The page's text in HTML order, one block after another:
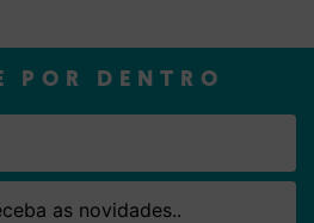
POR DENTRO